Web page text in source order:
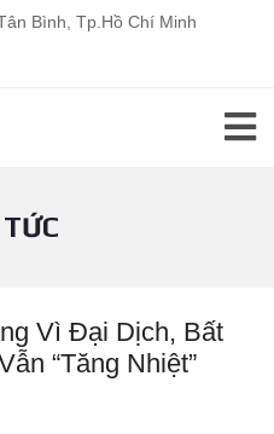
Bình, Tp.Hồ Chí Minh
Vì Đại Dịch, Bất
“tăng Nhiệt”